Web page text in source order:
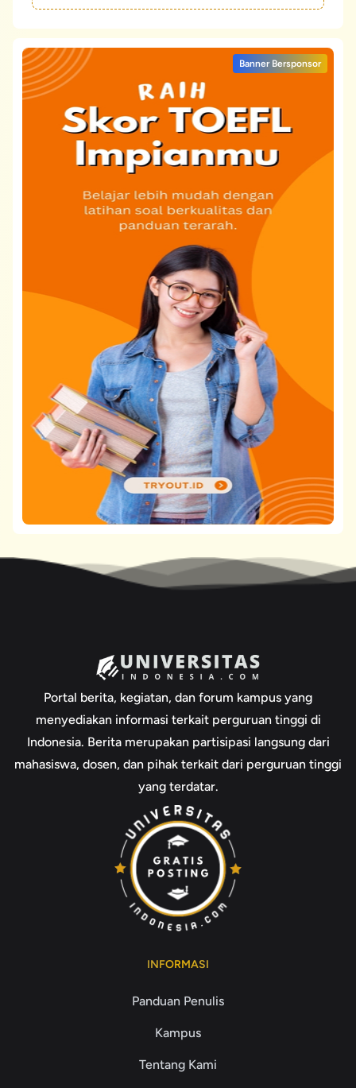
Banner Bersponsor
Portal berita, kegiatan, dan forum kampus yang
menyediakan informasi terkait perguruan tinggi di
Indonesia. Berita merupakan partisipasi langsung dari
mahasiswa, dosen, dan pihak terkait dari perguruan tinggi
yang terdatar.
INFORMASI
Panduan Penulis
Kampus
Tentang Kami